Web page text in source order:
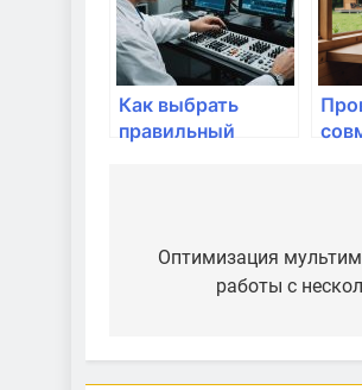
Как выбрать
правильный
по
записям
Оптимизация
работы с